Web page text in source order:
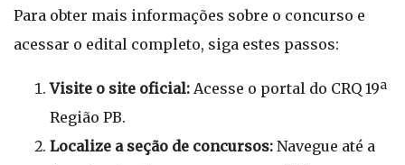
Para obter mais informações sobre o concurso e
acessar o edital completo, siga estes passos:
Visite o site oficial: Acesse o portal do CRQ 19ª
Região PB.
Localize a seção de concursos: Navegue até a